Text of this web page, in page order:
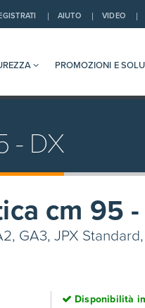
AIUTO VIDEO
PROMOZIONI E
- DX
cm 95
GA3, JPX
Disponibilità